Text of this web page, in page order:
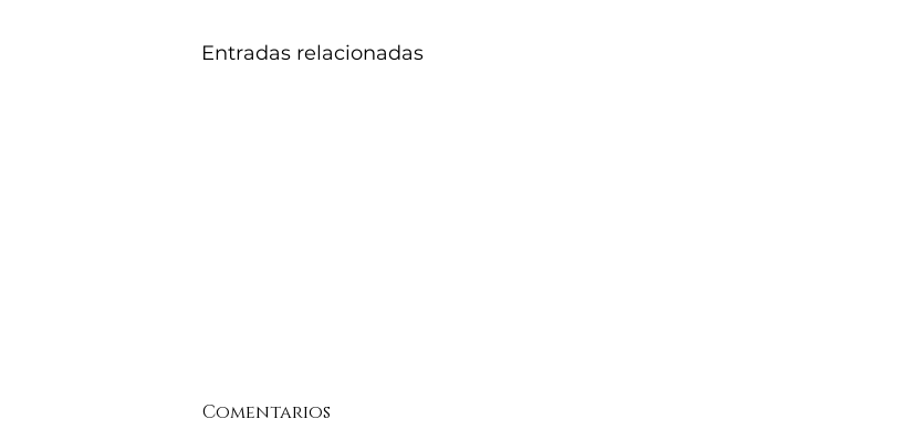
Entradas relacionadas
Comentarios